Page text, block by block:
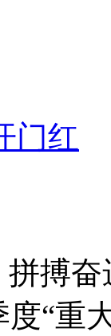
门红
搏
“重